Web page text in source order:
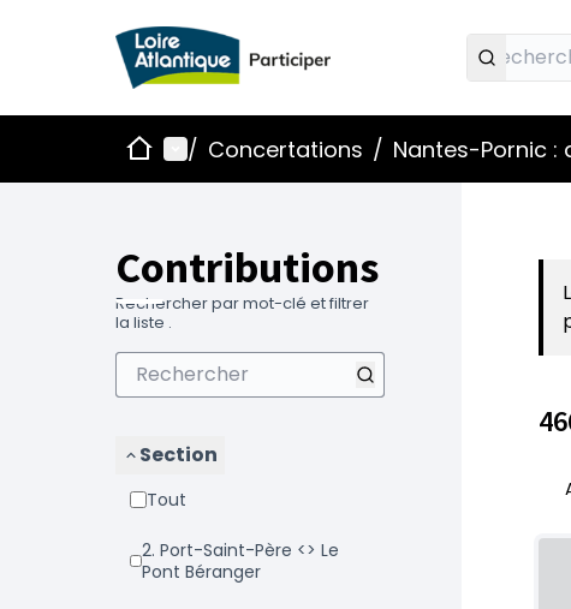
AccueilMenu principal
/ Concertations / Nantes-Pornic :
Contributions
Rechercher par mot-clé et filtrer
la liste .
Section
Tout
2. Port-Saint-Père <> Le
Pont Béranger